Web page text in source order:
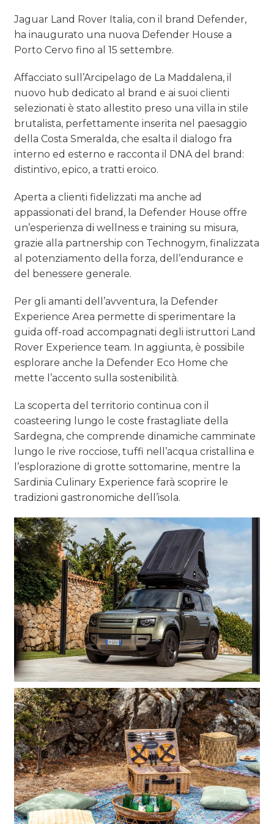
Jaguar Land Rover Italia, con il brand Defender,
ha inaugurato una nuova Defender House a
Porto Cervo fino al 15 settembre.
Affacciato sull’Arcipelago de La Maddalena, il
nuovo hub dedicato al brand e ai suoi clienti
selezionati è stato allestito preso una villa in stile
brutalista, perfettamente inserita nel paesaggio
della Costa Smeralda, che esalta il dialogo fra
interno ed esterno e racconta il DNA del brand:
distintivo, epico, a tratti eroico.
Aperta a clienti fidelizzati ma anche ad
appassionati del brand, la Defender House offre
un’esperienza di wellness e training su misura,
grazie alla partnership con Technogym, finalizzata
al potenziamento della forza, dell’endurance e
del benessere generale.
Per gli amanti dell’avventura, la Defender
Experience Area permette di sperimentare la
guida off-road accompagnati degli istruttori Land
Rover Experience team. In aggiunta, è possibile
esplorare anche la Defender Eco Home che
mette l’accento sulla sostenibilità.
La scoperta del territorio continua con il
coasteering lungo le coste frastagliate della
Sardegna, che comprende dinamiche camminate
lungo le rive rocciose, tuffi nell’acqua cristallina e
l’esplorazione di grotte sottomarine, mentre la
Sardinia Culinary Experience farà scoprire le
tradizioni gastronomiche dell’isola.